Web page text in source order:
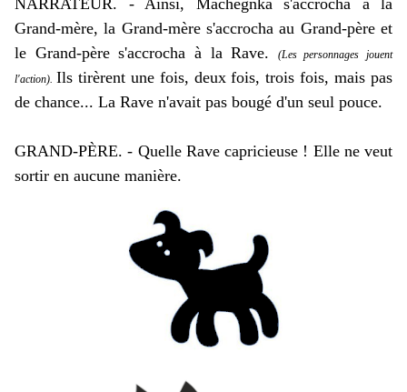
NARRATEUR. - Ainsi, Machegnka s'accrocha à la
Grand-mère, la Grand-mère s'accrocha au Grand-père et
le Grand-père s'accrocha à la Rave.
(Les personnages jouent
l'action). Ils tirèrent une fois, deux fois, trois fois, mais pas
de chance... La Rave n'avait pas bougé d'un seul pouce.
GRAND-PÈRE. - Quelle Rave capricieuse ! Elle ne veut
sortir en aucune manière.